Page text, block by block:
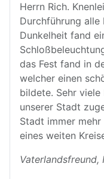
Herrn Rich.
Durchführung
Dunkelheit fand
das Fest fand in
welcher einen
bildete. Sehr
unserer Stadt
Stadt immer
eines weiten
Vaterlandsfreund,